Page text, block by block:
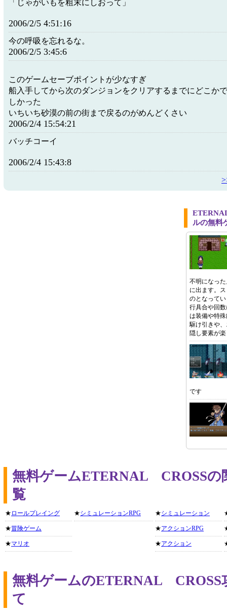
「じゃがいもを粗末にしおって」
2006/2/5 4:51:16
今の呼吸を忘れるな。
2006/2/5 3:45:6
このゲームセーブポイントが少なすぎ
船入手してから次のダンジョンをクリアするまでにどこか
しかった
いちいち砂漠の前の街まで戻るのがめんどくさい
2006/2/4 15:54:21
バッチコーイ
2006/2/4 15:43:8
ルの無料
不明になっ
に出ます。
のとなって
行具合や回
は装備や特
駆け引きや
隠し要素が
です
無料ゲームETERNAL CROSSの
覧
★ ロールプレイング
★冒険ゲーム
★マリオ
★シミュレーションRPG ★シミュレーション
★アクションRPG
★アクション
無料ゲームのETERNAL CROSS
て